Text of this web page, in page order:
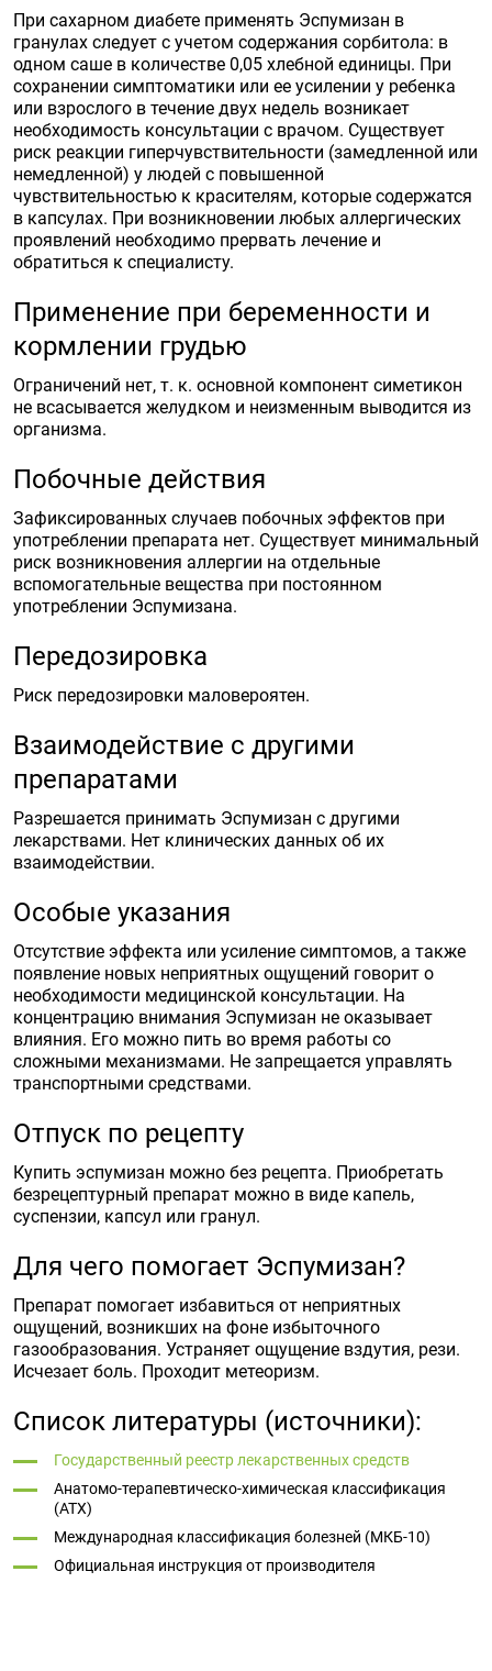
При сахарном диабете применять Эспумизан в
гранулах следует с учетом содержания сорбитола: в
одном саше в количестве 0,05 хлебной единицы. При
сохранении симптоматики или ее усилении у ребенка
или взрослого в течение двух недель возникает
необходимость консультации с врачом. Существует
риск реакции гиперчувствительности (замедленной или
немедленной) у людей с повышенной
чувствительностью к красителям, которые содержатся
в капсулах. При возникновении любых аллергических
проявлений необходимо прервать лечение и
обратиться к специалисту.
Применение при беременности и
кормлении грудью
Ограничений нет, т. к. основной компонент симетикон
не всасывается желудком и неизменным выводится из
организма.
Побочные действия
Зафиксированных случаев побочных эффектов при
употреблении препарата нет. Существует минимальный
риск возникновения аллергии на отдельные
вспомогательные вещества при постоянном
употреблении Эспумизана.
Передозировка
Риск передозировки маловероятен.
Взаимодействие с другими
препаратами
Разрешается принимать Эспумизан с другими
лекарствами. Нет клинических данных об их
взаимодействии.
Особые указания
Отсутствие эффекта или усиление симптомов, а также
появление новых неприятных ощущений говорит о
необходимости медицинской консультации. На
концентрацию внимания Эспумизан не оказывает
влияния. Его можно пить во время работы со
сложными механизмами. Не запрещается управлять
транспортными средствами.
Отпуск по рецепту
Купить эспумизан можно без рецепта. Приобретать
безрецептурный препарат можно в виде капель,
суспензии, капсул или гранул.
Для чего помогает Эспумизан?
Препарат помогает избавиться от неприятных
ощущений, возникших на фоне избыточного
газообразования. Устраняет ощущение вздутия, рези.
Исчезает боль. Проходит метеоризм.
Список литературы (источники):
Государственный реестр лекарственных средств
Анатомо-терапевтическо-химическая классификация
(ATX)
Международная классификация болезней (МКБ-10)
Официальная инструкция от производителя